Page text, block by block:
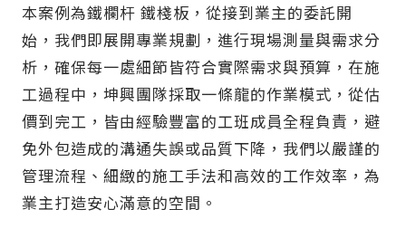
本案例為鐵欄杆 鐵棧板，從接到業主的委託開
始，我們即展開專業規劃，進行現場測量與需求分
析，確保每一處細節皆符合實際需求與預算，在施
工過程中，坤興團隊採取一條龍的作業模式，從估
價到完工，皆由經驗豐富的工班成員全程負責，避
免外包造成的溝通失誤或品質下降，我們以嚴謹的
管理流程、細緻的施工手法和高效的工作效率，為
業主打造安心滿意的空間。